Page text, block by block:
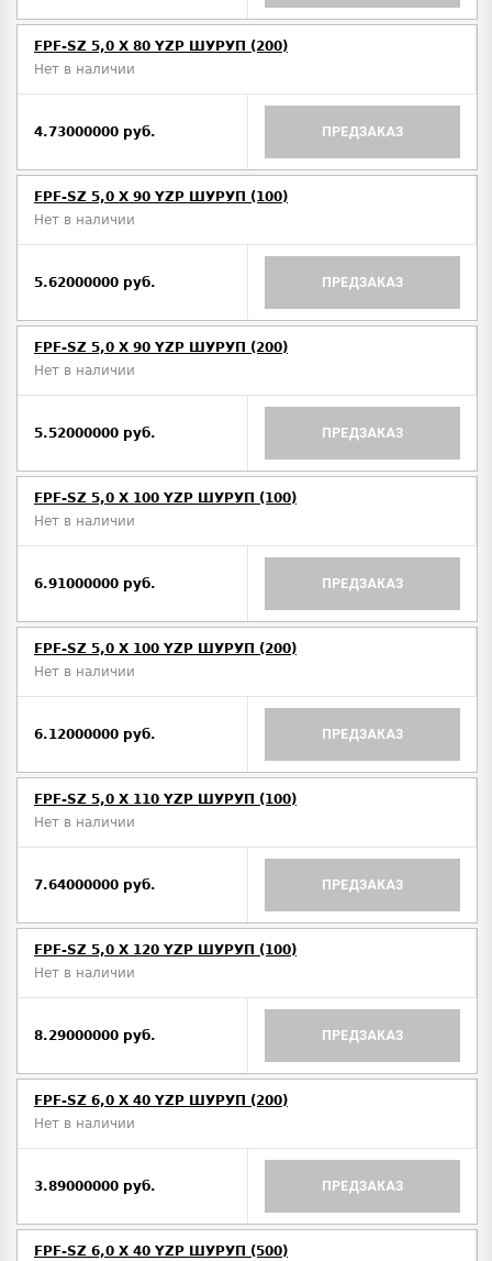
FPF-SZ 5,0 X 80 YZP ШУРУП (200)
Нет в наличии
4.73000000 руб. ПРЕДЗАКАЗ
FPF-SZ 5,0 X 90 YZP ШУРУП (100)
Нет в наличии
5.62000000 руб. ПРЕДЗАКАЗ
FPF-SZ 5,0 X 90 YZP ШУРУП (200)
Нет в наличии
5.52000000 руб. ПРЕДЗАКАЗ
FPF-SZ 5,0 X 100 YZP ШУРУП (100)
Нет в наличии
6.91000000 руб. ПРЕДЗАКАЗ
FPF-SZ 5,0 X 100 YZP ШУРУП (200)
Нет в наличии
6.12000000 руб. ПРЕДЗАКАЗ
FPF-SZ 5,0 X 110 YZP ШУРУП (100)
Нет в наличии
7.64000000 руб. ПРЕДЗАКАЗ
FPF-SZ 5,0 X 120 YZP ШУРУП (100)
Нет в наличии
8.29000000 руб. ПРЕДЗАКАЗ
FPF-SZ 6,0 X 40 YZP ШУРУП (200)
Нет в наличии
3.89000000 руб. ПРЕДЗАКАЗ
FPF-SZ 6,0 X 40 YZP ШУРУП (500)